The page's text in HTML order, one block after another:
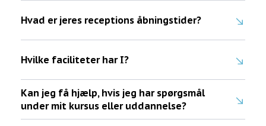
Hvad er jeres receptions åbningstider?
Hvilke faciliteter har I?
Kan jeg få hjælp, hvis jeg har spørgsmål
under mit kursus eller uddannelse?